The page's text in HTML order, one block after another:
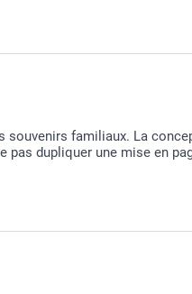
souvenirs familiaux. La
pas dupliquer une mise en
Nous vous
vous indiquera avec plaisir